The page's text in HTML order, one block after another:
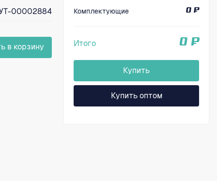
00002884
в корзину
Комплектующие
0 ₽
Итого 0 ₽
Купить
Купить оптом